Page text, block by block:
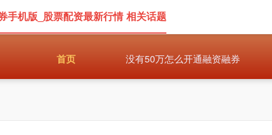
首页 没有50万怎么开通融资融券
手机版_股票配资最新行情 相关话题